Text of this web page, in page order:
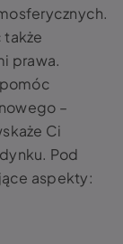
także
prawa.
–
Ci
Pod
aspekty: